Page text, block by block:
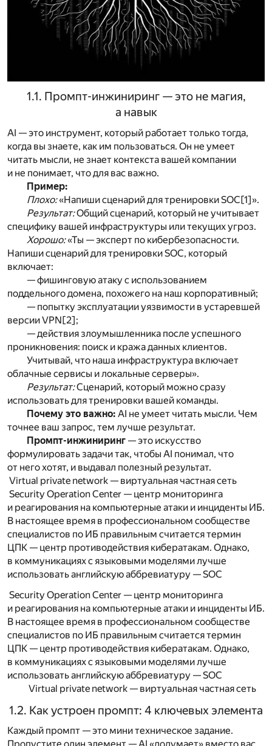
1.1. Промпт-инжиниринг — это не магия,
а навык
AI — это инструмент, который работает только тогда,
когда вы знаете, как им пользоваться. Он не умеет
читать мысли, не знает контекста вашей компании
и не понимает, что для вас важно.
Пример:
Плохо:«Напиши сценарий для тренировки SOC[1]».
Результат:Общий сценарий, который не учитывает
специфику вашей инфраструктуры или текущих угроз.
Хорошо:«Ты — эксперт по кибербезопасности.
Напиши сценарий для тренировки SOC, который
включает:
— фишинговую атаку с использованием
поддельного домена, похожего на наш корпоративный;
— попытку эксплуатации уязвимости в устаревшей
версии VPN[2];
— действия злоумышленника после успешного
проникновения: поиск и кража данных клиентов.
Учитывай, что наша инфраструктура включает
облачные сервисы и локальные серверы».
Результат:Сценарий, который можно сразу
использовать для тренировки вашей команды.
Почему это важно: AI не умеет читать мысли. Чем
точнее ваш запрос, тем лучше результат.
Промпт-инжиниринг — это искусство
формулировать задачи так, чтобы AI понимал, что
от него хотят, и выдавал полезный результат.
Virtual private network — виртуальная частная сеть
Security Operation Center — центр мониторинга
и реагирования на компьютерные атаки и инциденты ИБ.
В настоящее время в профессиональном сообществе
специалистов по ИБ правильным считается термин
ЦПК — центр противодействия кибератакам. Однако,
в коммуникациях с языковыми моделями лучше
использовать английскую аббревиатуру — SOC
Security Operation Center — центр мониторинга
и реагирования на компьютерные атаки и инциденты ИБ.
В настоящее время в профессиональном сообществе
специалистов по ИБ правильным считается термин
ЦПК — центр противодействия кибератакам. Однако,
в коммуникациях с языковыми моделями лучше
использовать английскую аббревиатуру — SOC
Virtual private network — виртуальная частная сеть
1.2. Как устроен промпт: 4 ключевых элемента
Каждый промпт — это мини техническое задание.